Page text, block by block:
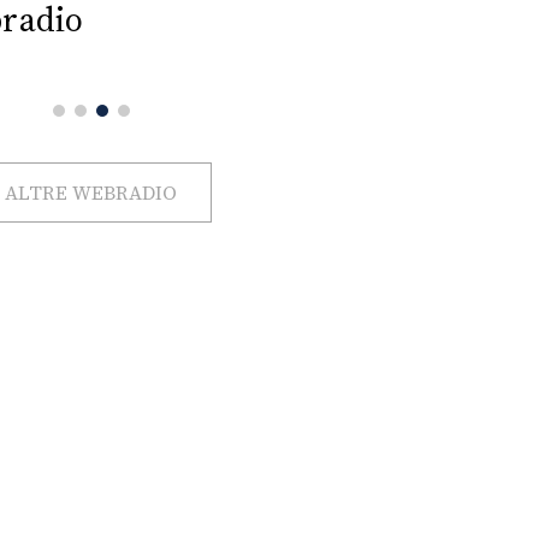
ALTRE WEBRADIO